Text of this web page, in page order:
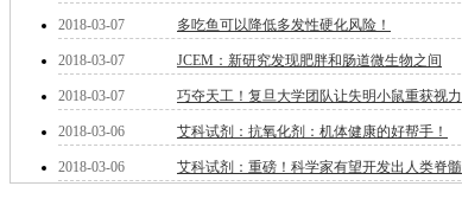
糖
铜
酮
烷
2018-03-07 多吃鱼可以降低多发性硬化风险！
2018-03-07 JCEM：新研究发现肥胖和肠道微生物之间
2018-03-07 巧夺天工！复旦大学团队让失明小鼠重获视力
2018-03-06 艾科试剂：抗氧化剂：机体健康的好帮手！
2018-03-06 艾科试剂：重磅！科学家有望开发出人类脊髓